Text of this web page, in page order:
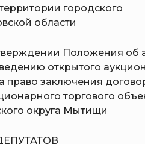
городского
области
Положения об
открытого
право заключения
торгового
округа Мытищи